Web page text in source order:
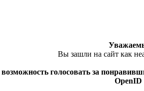
Вы зашли на сайт как
возможность голосовать за
OpenID